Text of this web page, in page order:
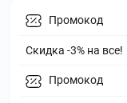
Промокод
Скидка -3% на все!
Промокод